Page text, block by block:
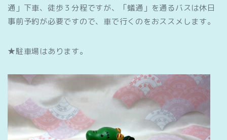
通」下車、徒歩３分程ですが、「蟻通」を通るバスは休日
事前予約が必要ですので、車で行くのをおススメします。
★駐車場はあります。